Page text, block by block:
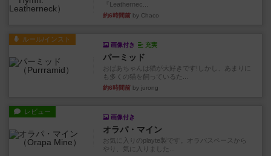
『Leathernec...
約6時間前 by Chaco
ルール/インスト
画像付き 充実
パーミッド
おばあちゃんは猫が大好きです!しかし、あまりに
も多くの猫を飼っているた...
約6時間前 by jurong
レビュー
画像付き
オラパ・マイン
お気に入りのplayte製です。オラパスペースから
やり、気に入りました...